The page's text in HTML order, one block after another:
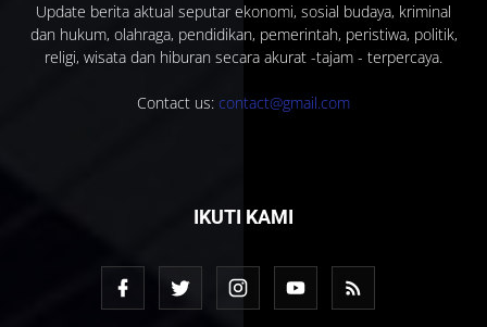
Update berita aktual seputar ekonomi, sosial budaya, kriminal
dan hukum, olahraga, pendidikan, pemerintah, peristiwa, politik,
religi, wisata dan hiburan secara akurat -tajam - terpercaya.
Contact us: contact@gmail.com
IKUTI KAMI